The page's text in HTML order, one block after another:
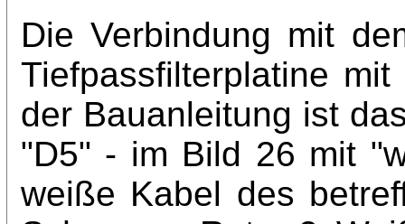
Die Verbindung mit
Tiefpassfilterplatine
der Bauanleitung ist
"D5" - im Bild 26 mit
weiße Kabel des